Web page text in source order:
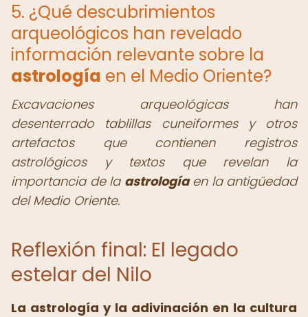
5. ¿Qué descubrimientos
arqueológicos han revelado
información relevante sobre la
astrología en el Medio Oriente?
Excavaciones arqueológicas han
desenterrado tablillas cuneiformes y otros
artefactos que contienen registros
astrológicos y textos que revelan la
importancia de la astrologíaen la antigüedad
del Medio Oriente.
Reflexión final: El legado
estelar del Nilo
La astrología y la adivinación en la cultura